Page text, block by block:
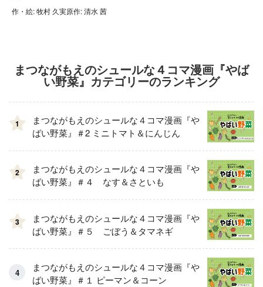
作・絵: 牧村 久実原作: 清水 茜
まつながもえのシュールな４コマ漫画『やば
い野菜』カテゴリーのランキング
1
まつながもえのシュールな４コマ漫画『や
ばい野菜』＃2 ミニトマト＆にんじん
2
まつながもえのシュールな４コマ漫画『や
ばい野菜』＃４ なす＆さといも
3
まつながもえのシュールな４コマ漫画『や
ばい野菜』＃５ ごぼう＆タマネギ
まつながもえのシュールな４コマ漫画『や
ばい野菜』＃１ ピーマン＆コーン